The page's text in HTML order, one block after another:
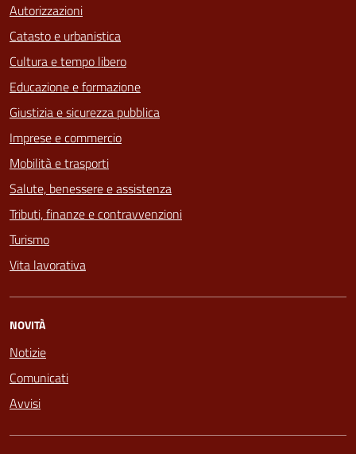
Autorizzazioni
Catasto e urbanistica
Cultura e tempo libero
Educazione e formazione
Giustizia e sicurezza pubblica
Imprese e commercio
Mobilità e trasporti
Salute, benessere e assistenza
Tributi, finanze e contravvenzioni
Turismo
Vita lavorativa
NOVITÀ
Notizie
Comunicati
Avvisi